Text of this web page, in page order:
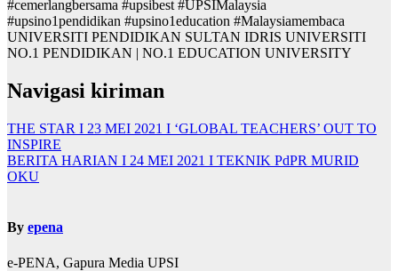
#cemerlangbersama #upsibest #UPSIMalaysia
#upsino1pendidikan #upsino1education #Malaysiamembaca
UNIVERSITI PENDIDIKAN SULTAN IDRIS UNIVERSITI
NO.1 PENDIDIKAN | NO.1 EDUCATION UNIVERSITY
Navigasi kiriman
THE STAR I 23 MEI 2021 I ‘GLOBAL TEACHERS’ OUT TO
INSPIRE
BERITA HARIAN I 24 MEI 2021 I TEKNIK PdPR MURID
OKU
By epena
e-PENA, Gapura Media UPSI